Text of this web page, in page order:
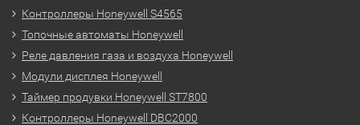
Контроллеры Honeywell S4565
Топочные автоматы Honeywell
Реле давления газа и воздуха Honeywell
Модули дисплея Honeywell
Таймер продувки Honeywell ST7800
Контроллеры Honeywell DBC2000